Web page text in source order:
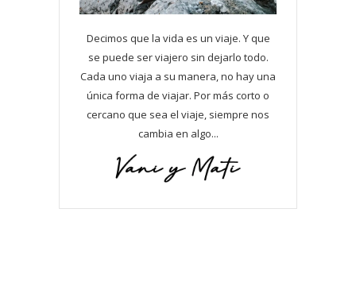
Decimos que la vida es un viaje. Y que
se puede ser viajero sin dejarlo todo.
Cada uno viaja a su manera, no hay una
única forma de viajar. Por más corto o
cercano que sea el viaje, siempre nos
cambia en algo...